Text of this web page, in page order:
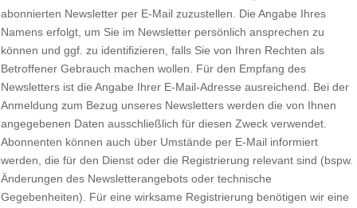
abonnierten Newsletter per E-Mail zuzustellen. Die Angabe Ihres
Namens erfolgt, um Sie im Newsletter persönlich ansprechen zu
können und ggf. zu identifizieren, falls Sie von Ihren Rechten als
Betroffener Gebrauch machen wollen. Für den Empfang des
Newsletters ist die Angabe Ihrer E-Mail-Adresse ausreichend. Bei der
Anmeldung zum Bezug unseres Newsletters werden die von Ihnen
angegebenen Daten ausschließlich für diesen Zweck verwendet.
Abonnenten können auch über Umstände per E-Mail informiert
werden, die für den Dienst oder die Registrierung relevant sind (bspw.
Änderungen des Newsletterangebots oder technische
Gegebenheiten). Für eine wirksame Registrierung benötigen wir eine